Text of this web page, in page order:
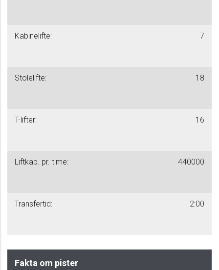
Kabinelifte: 7
Stolelifte: 18
T-lifter: 16
Liftkap. pr. time: 440000
Transfertid: 2:00
Fakta om pister